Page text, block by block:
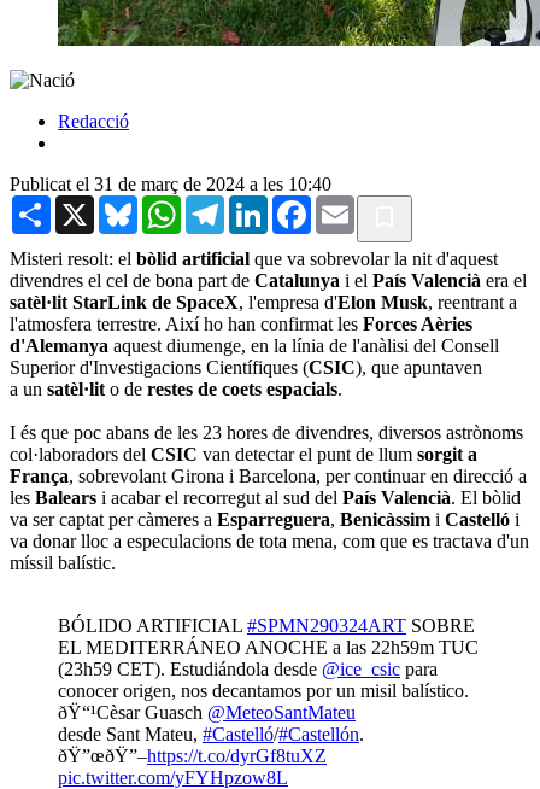
Redacció
Publicat el 31 de març de 2024 a les 10:40
Share X BlueskyWhatsAppTelegramLinkedInFacebook
Email
Misteri resolt: el bòlid artificial que va sobrevolar la nit d'aquest
divendres el cel de bona part de Catalunya i el País Valencià era el
satèl·lit StarLink de SpaceX, l'empresa d'Elon Musk, reentrant a
l'atmosfera terrestre. Així ho han confirmat les Forces Aèries
d'Alemanya aquest diumenge, en la línia de l'anàlisi del Consell
Superior d'Investigacions Científiques (CSIC), que apuntaven
a un satèl·lit o de restes de coets espacials.
I és que poc abans de les 23 hores de divendres, diversos astrònoms
col·laboradors del CSIC van detectar el punt de llum sorgit a
França, sobrevolant Girona i Barcelona, per continuar en direcció a
les Balears i acabar el recorregut al sud del País Valencià. El bòlid
va ser captat per càmeres a Esparreguera, Benicàssim i Castelló i
va donar lloc a especulacions de tota mena, com que es tractava d'un
míssil balístic.
BÓLIDO ARTIFICIAL #SPMN290324ART SOBRE
EL MEDITERRÁNEO ANOCHE a las 22h59m TUC
(23h59 CET). Estudiándola desde @ice_csic para
conocer origen, nos decantamos por un misil balístico.
ðŸ“¹Cèsar Guasch @MeteoSantMateu
desde Sant Mateu, #Castelló/#Castellón.
ðŸ”œðŸ”–https://t.co/dyrGf8tuXZ
pic.twitter.com/yFYHpzow8L